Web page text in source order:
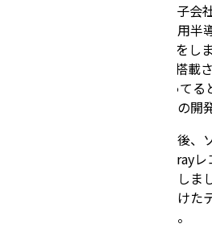
前職はデンソーで（正確には子会
後はデンソーと合併）、車載用
ェア、ファームウェアの開発をし
用SoCに開発した半導体IPが搭載
ステム立ち上げや、PCを使って
の縁の下の力持ち的なソフトの開
前々職はパナソニック（その後、
にて、デジタルテレビ、Blu-ray
イバやファームウェア開発をし
ヤマダ電機とかに自分が手掛け
が並んだときは感動しました。